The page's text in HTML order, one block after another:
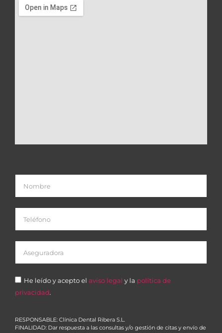
He leído y acepto el aviso legal y la política de
privacidad.
RESPONSABLE: Clínica Dental Ribera S.L.
FINALIDAD: Dar respuesta a las consultas y/o gestión de citas y envío de